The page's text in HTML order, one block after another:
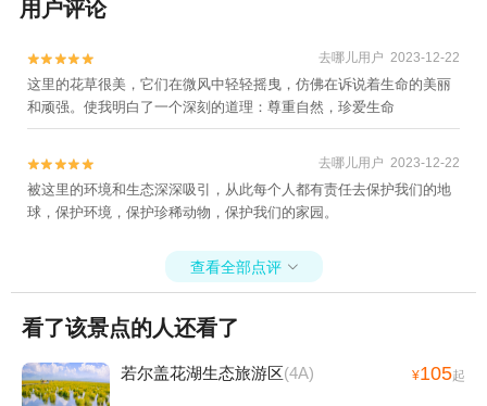
用户评论

 去哪儿用户 2023-12-22
这里的花草很美，它们在微风中轻轻摇曳，仿佛在诉说着生命的美丽
和顽强。使我明白了一个深刻的道理：尊重自然，珍爱生命

 去哪儿用户 2023-12-22
被这里的环境和生态深深吸引，从此每个人都有责任去保护我们的地
球，保护环境，保护珍稀动物，保护我们的家园。
查看全部点评 
看了该景点的人还看了
若尔盖花湖生态旅游区(4A) ¥105起